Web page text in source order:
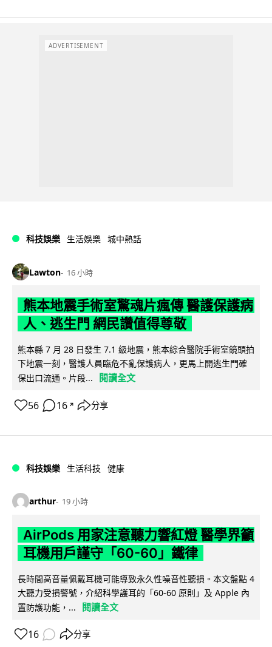
ADVERTISEMENT
科技娛樂 生活娛樂 城中熱話
Lawton 16 小時
熊本地震手術室驚魂片瘋傳 醫護保護病
人、逃生門 網民讚值得尊敬
熊本縣 7 月 28 日發生 7.1 級地震，熊本綜合醫院手術室鏡頭拍
下地震一刻，醫護人員臨危不亂保護病人，更馬上開逃生門確
保出口流通。片段...
閱讀全文
56 16 ↗ 分享
科技娛樂 生活科技 健康
arthur 19 小時
AirPods 用家注意聽力響紅燈 醫學界籲
耳機用戶謹守「60-60」鐵律
長時間高音量佩戴耳機可能導致永久性噪音性聽損。本文盤點 4
大聽力受損警號，介紹科學護耳的「60-60 原則」及 Apple 內
置防護功能，...
閱讀全文
16 分享